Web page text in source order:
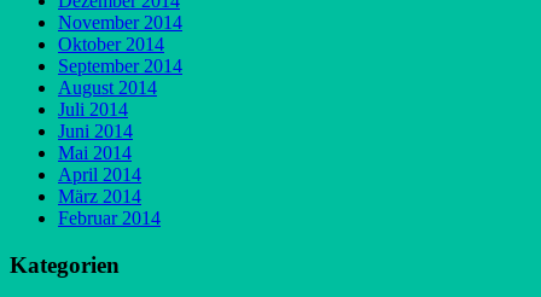
November 2014
Oktober 2014
September 2014
August 2014
Juli 2014
Juni 2014
Mai 2014
April 2014
März 2014
Februar 2014
Kategorien